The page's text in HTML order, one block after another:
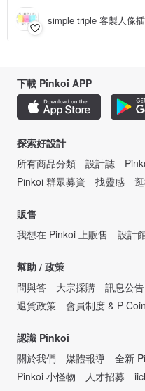
simple triple 客製人像
下載 Pinkoi APP
探索好設計
所有商品分類
設計誌
Pinkoi 群眾募資
找靈感
販售
我想在 Pinkoi 上販售
設計
幫助 / 政策
問與答
大宗採購 訊息公告
退貨政策
會員制度 & P
認識 Pinkoi
關於我們
媒體報導 全新
Pinkoi 小怪物
人才招募